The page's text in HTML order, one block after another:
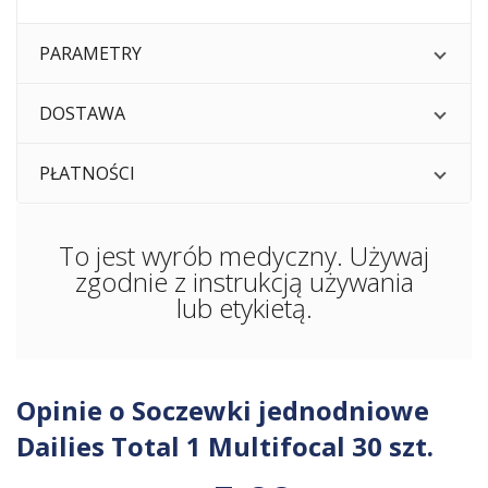
PARAMETRY
DOSTAWA
PŁATNOŚCI
To jest wyrób medyczny. Używaj
zgodnie z instrukcją używania
lub etykietą.
Opinie o Soczewki jednodniowe
Dailies Total 1 Multifocal 30 szt.